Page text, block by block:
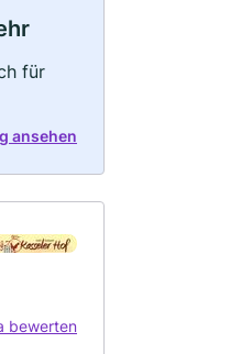
für
ansehen
bewerten